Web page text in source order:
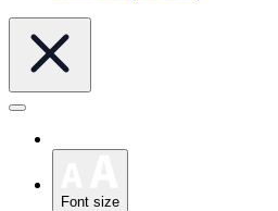
Font size